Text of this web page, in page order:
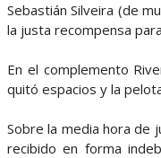
Sebastián Silveira (de
la justa recompensa
En el complemento
quitó espacios y la
Sobre la media hora de
recibido en forma